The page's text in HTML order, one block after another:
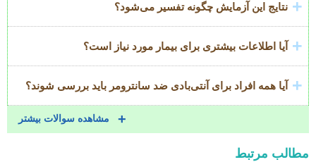
نتایج این آزمایش چگونه تفسیر می‌شود؟
آیا اطلاعات بیشتری برای بیمار مورد نیاز است؟
آیا همه افراد برای آنتی‌بادی ضد سانترومر باید بررسی شوند؟
مشاهده سوالات بیشتر
مطالب مرتبط